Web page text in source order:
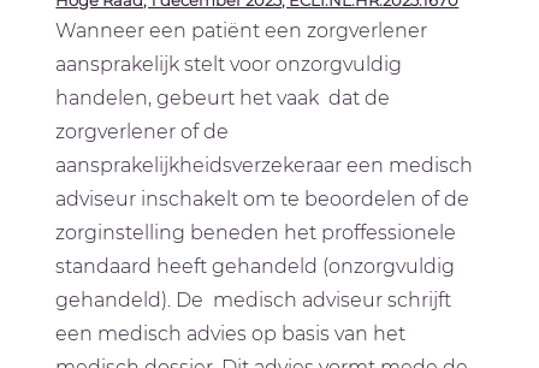
Wanneer een patiënt een zorgverlener
aansprakelijk stelt voor onzorgvuldig
handelen, gebeurt het vaak dat de
zorgverlener of de
aansprakelijkheidsverzekeraar een medisch
adviseur inschakelt om te beoordelen of de
zorginstelling beneden het proffessionele
standaard heeft gehandeld (onzorgvuldig
gehandeld). De medisch adviseur schrijft
een medisch advies op basis van het